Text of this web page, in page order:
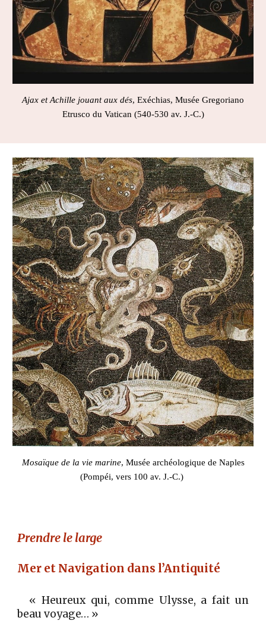
Ajax et Achille jouant aux dés, Exéchias, Musée Gregoriano
Etrusco du Vatican (540-530 av. J.-C.)
Mosaïque de la vie marine, Musée archéologique de Naples
(Pompéi, vers 100 av. J.-C.)
Prendre le large
Mer et Navigation dans l’Antiquité
« Heureux qui, comme Ulysse, a fait un
beau voyage… »